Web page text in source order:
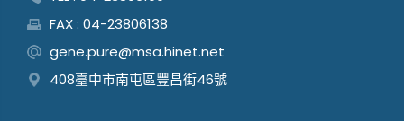
FAX : 04-23806138
gene.pure@msa.hinet.net
408臺中市南屯區豐昌街46號